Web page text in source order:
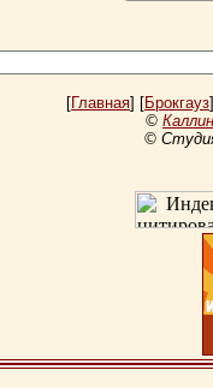
[Главная] [Брокгауз
©
©